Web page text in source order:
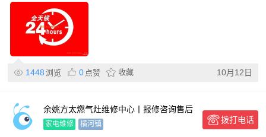
1448 浏览 0 点赞 收藏 10月12日
余姚方太燃气灶维修中心丨报修咨询售后
服务站
家电维修 横河镇 拨打电话